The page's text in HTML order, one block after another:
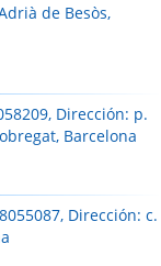
de Besòs,
Dirección: p.
Barcelona
Dirección: c.